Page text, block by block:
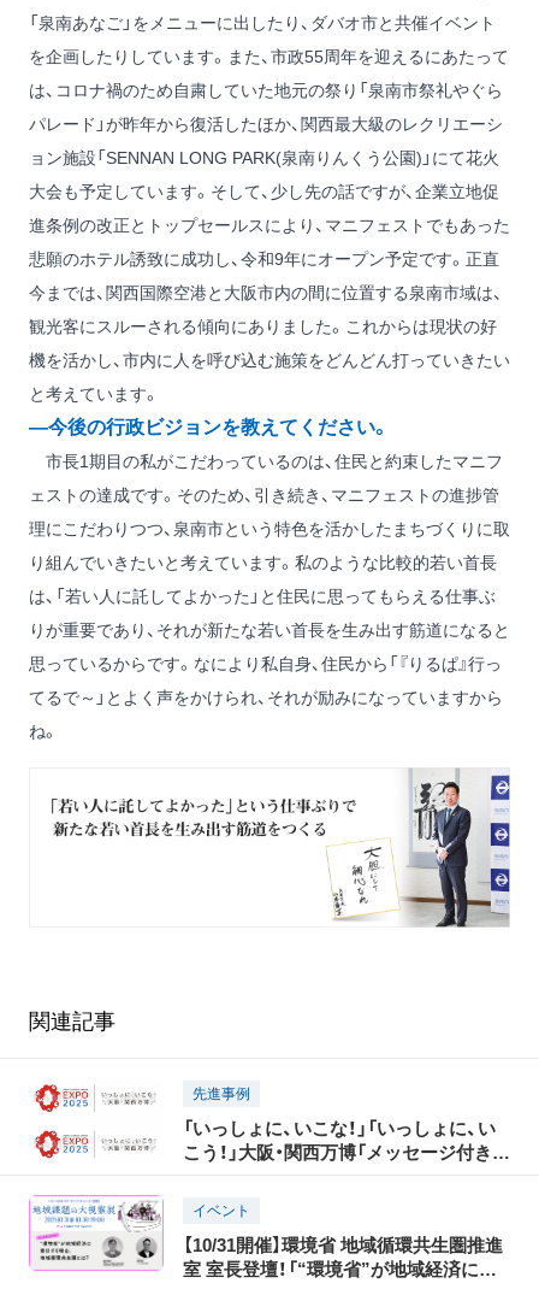
「泉南あなご」をメニューに出したり、ダバオ市と共催イベント
を企画したりしています。また、市政55周年を迎えるにあたって
は、コロナ禍のため自粛していた地元の祭り「泉南市祭礼やぐら
パレード」が昨年から復活したほか、関西最大級のレクリエーシ
ョン施設「SENNAN LONG PARK(泉南りんくう公園)」にて花火
大会も予定しています。そして、少し先の話ですが、企業立地促
進条例の改正とトップセールスにより、マニフェストでもあった
悲願のホテル誘致に成功し、令和9年にオープン予定です。正直
今までは、関西国際空港と大阪市内の間に位置する泉南市域は、
観光客にスルーされる傾向にありました。これからは現状の好
機を活かし、市内に人を呼び込む施策をどんどん打っていきたい
と考えています。
―今後の行政ビジョンを教えてください。
市長1期目の私がこだわっているのは、住民と約束したマニフ
ェストの達成です。そのため、引き続き、マニフェストの進捗管
理にこだわりつつ、泉南市という特色を活かしたまちづくりに取
り組んでいきたいと考えています。私のような比較的若い首長
は、「若い人に託してよかった」と住民に思ってもらえる仕事ぶ
りが重要であり、それが新たな若い首長を生み出す筋道になると
思っているからです。なにより私自身、住民から「『りるぱ』行っ
てるで～」とよく声をかけられ、それが励みになっていますから
ね。
関連記事
先進事例
「いっしょに、いこな！」「いっしょに、い
こう！」大阪・関西万博「メッセージ付きロ
イベント
【10/31開催】環境省 地域循環共生圏推進
室 室長登壇！「“環境省”が地域経済に着